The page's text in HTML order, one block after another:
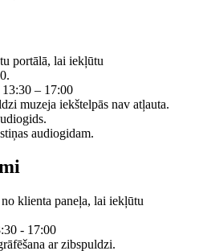
portālā, lai iekļūtu
13:30 – 17:00
muzeja iekštelpās nav atļauta.
audiogidam.
klienta paneļa, lai iekļūtu
- 17:00
ar zibspuldzi.